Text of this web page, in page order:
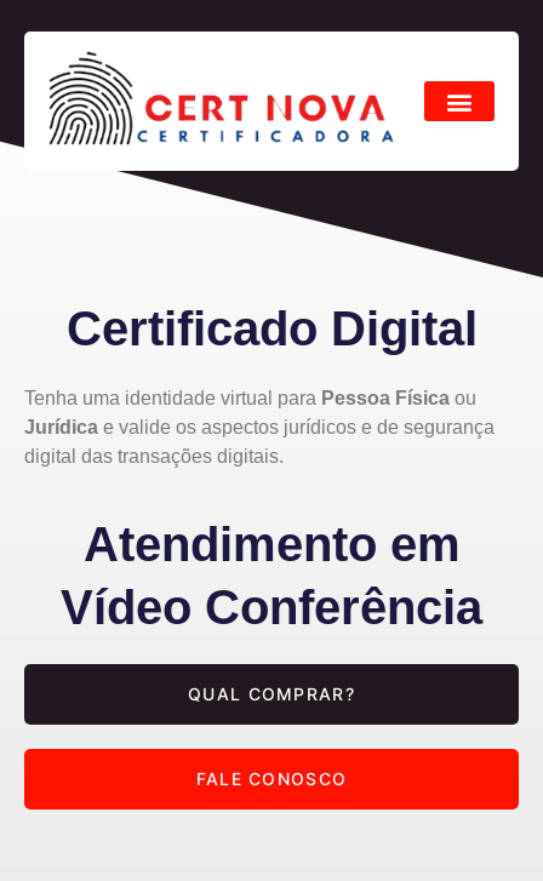
Certificado Digital
Tenha uma identidade virtual para Pessoa Física ou
Jurídica e valide os aspectos jurídicos e de segurança
digital das transações digitais.
Atendimento em
Vídeo Conferência
QUAL COMPRAR?
FALE CONOSCO